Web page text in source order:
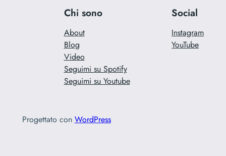
Chi sono
About
Blog
Video
Seguimi su Spotify
Seguimi su Youtube
Social
Instagram
YouTube
Progettato con WordPress